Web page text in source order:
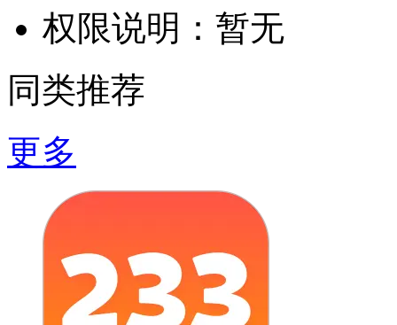
权限说明： 暂无
同类推荐
更多